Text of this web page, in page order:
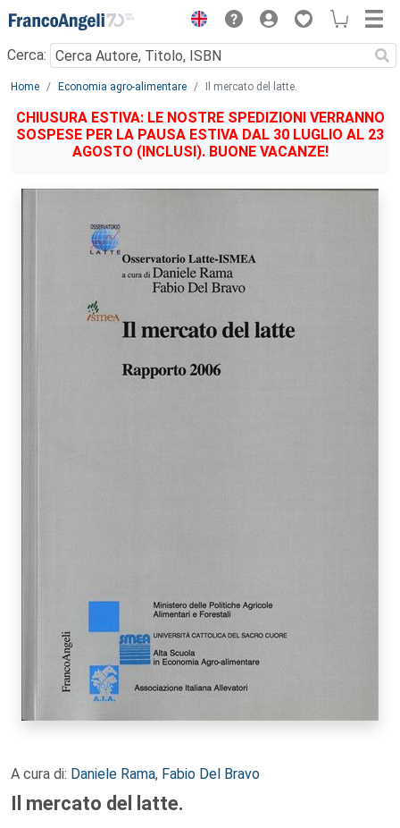
Menu
Cerca:
Main content
Home Economia agro-alimentare Il mercato del latte.
CHIUSURA ESTIVA: LE NOSTRE SPEDIZIONI VERRANNO
SOSPESE PER LA PAUSA ESTIVA DAL 30 LUGLIO AL 23
AGOSTO (INCLUSI). BUONE VACANZE!
A cura di: Daniele Rama, Fabio Del Bravo
Il mercato del latte.